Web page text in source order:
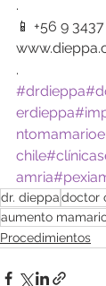
.
📱 +56 9
.
#drdieppa
erdieppa
chile
amria
dr. dieppadoctor
aumento
Procedimientos